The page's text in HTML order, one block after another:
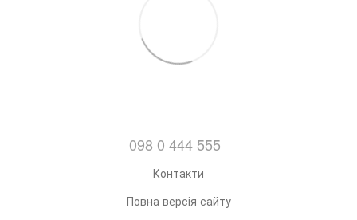
098 0 444 555
Контакти
Повна версія сайту